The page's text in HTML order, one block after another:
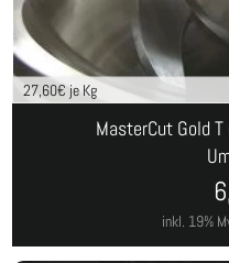
27,60€ je Kg
MasterCut Gold
inkl. 19%